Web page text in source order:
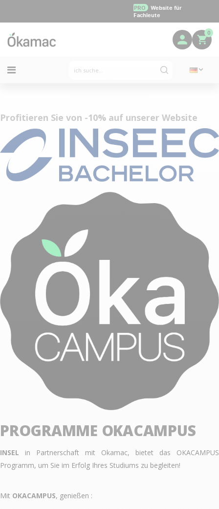
PRO
Website für
Fachleute
0
Profitieren Sie von -10% auf unserer Website
PROGRAMME OKACAMPUS
INSEL in Partnerschaft mit Okamac, bietet das OKACAMPUS
Programm, um Sie im Erfolg Ihres Studiums zu begleiten!
Mit OKACAMPUS, genießen :